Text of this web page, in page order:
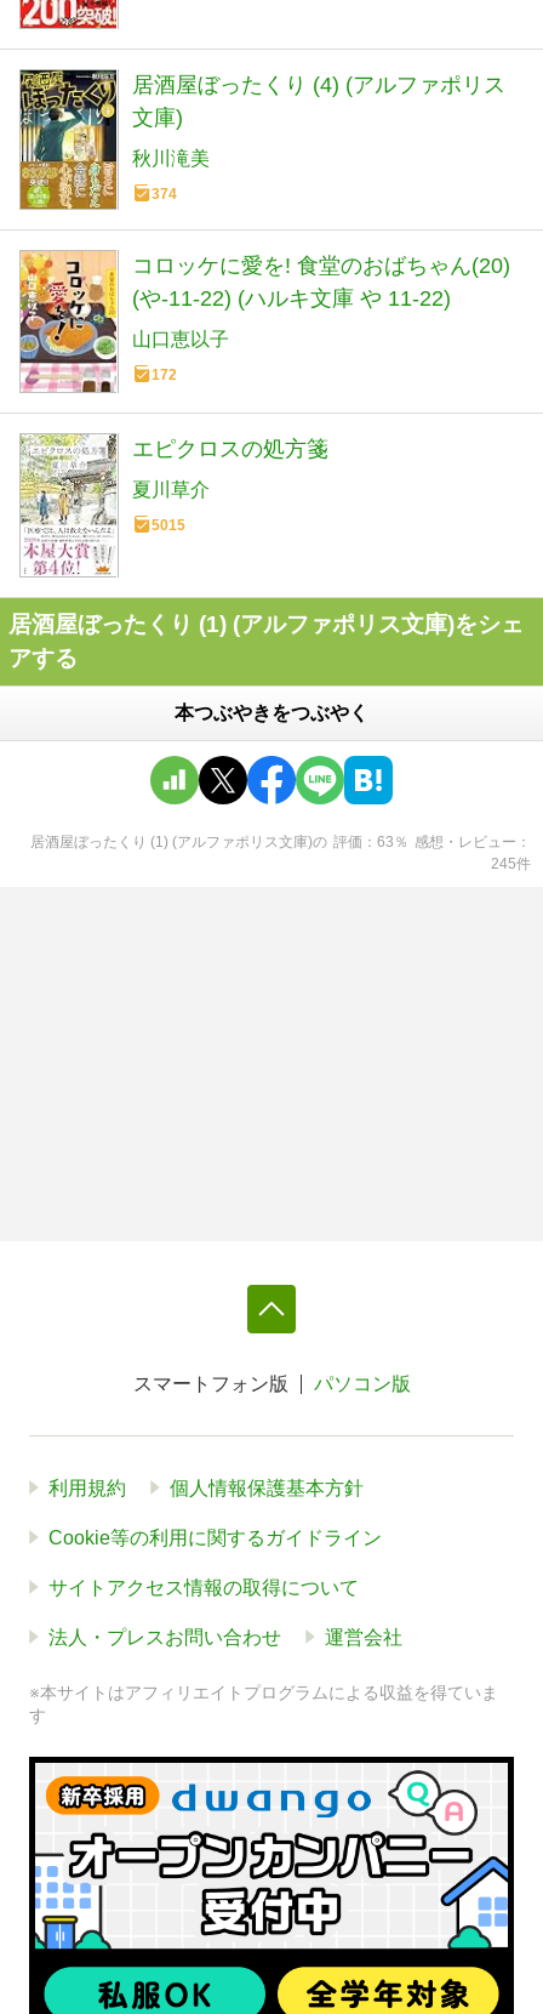
居酒屋ぼったくり (4) (アルファポリス
文庫)
秋川滝美
374
コロッケに愛を! 食堂のおばちゃん(20)
(や-11-22) (ハルキ文庫 や 11-22)
山口恵以子
172
エピクロスの処方箋
夏川草介
5015
居酒屋ぼったくり (1) (アルファポリス文庫)をシェ
アする
本つぶやきをつぶやく
居酒屋ぼったくり (1) (アルファポリス文庫)の 評価 63 ％ 感想・レビュー
245件
スマートフォン版 パソコン版
利用規約 個人情報保護基本方針
Cookie等の利用に関するガイドライン
サイトアクセス情報の取得について
法人・プレスお問い合わせ 運営会社
※本サイトはアフィリエイトプログラムによる収益を得ていま
す